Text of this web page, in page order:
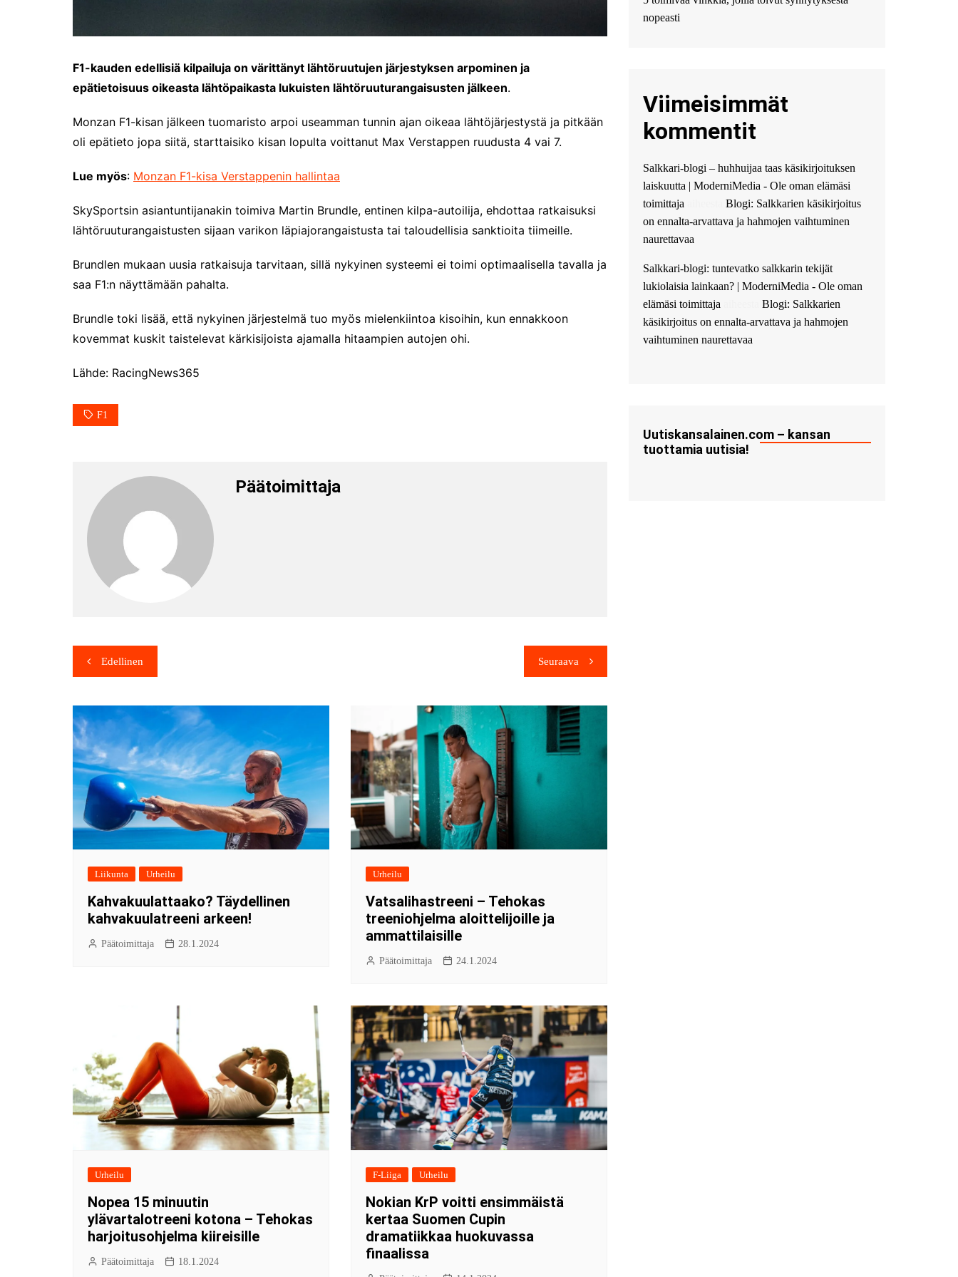
F1-kauden edellisiä kilpailuja on värittänyt lähtöruutujen järjestyksen arpominen ja
epätietoisuus oikeasta lähtöpaikasta lukuisten lähtöruuturangaisusten jälkeen.
Monzan F1-kisan jälkeen tuomaristo arpoi useamman tunnin ajan oikeaa lähtöjärjestystä ja pitkään
oli epätieto jopa siitä, starttaisiko kisan lopulta voittanut Max Verstappen ruudusta 4 vai 7.
Lue myös: Monzan F1-kisa Verstappenin hallintaa
SkySportsin asiantuntijanakin toimiva Martin Brundle, entinen kilpa-autoilija, ehdottaa ratkaisuksi
lähtöruuturangaistusten sijaan varikon läpiajorangaistusta tai taloudellisia sanktioita tiimeille.
Brundlen mukaan uusia ratkaisuja tarvitaan, sillä nykyinen systeemi ei toimi optimaalisella tavalla ja
saa F1:n näyttämään pahalta.
Brundle toki lisää, että nykyinen järjestelmä tuo myös mielenkiintoa kisoihin, kun ennakkoon
kovemmat kuskit taistelevat kärkisijoista ajamalla hitaampien autojen ohi.
Lähde: RacingNews365
F1
Päätoimittaja
Edellinen Seuraava
Liikunta Urheilu
Kahvakuulattaako? Täydellinen
kahvakuulatreeni arkeen!
Päätoimittaja 28.1.2024
Urheilu
Vatsalihastreeni – Tehokas
treeniohjelma aloittelijoille ja
ammattilaisille
Päätoimittaja 24.1.2024
Urheilu
Nopea 15 minuutin
ylävartalotreeni kotona – Tehokas
harjoitusohjelma kiireisille
Päätoimittaja 18.1.2024
F-Liiga Urheilu
Nokian KrP voitti ensimmäistä
kertaa Suomen Cupin
dramatiikkaa huokuvassa
finaalissa
высокоприбыльные
guest_5115 :hello
You’ve successfully installed
nopeasti
Viimeisimmät
kommentit
Salkkari-blogi – huhhuijaa taas käsikirjoituksen
laiskuutta | ModerniMedia - Ole oman elämäsi
toimittaja
Blogi: Salkkarien käsikirjoitus
on ennalta-arvattava ja hahmojen vaihtuminen
naurettavaa
Salkkari-blogi: tuntevatko salkkarin tekijät
lukiolaisia lainkaan? | ModerniMedia - Ole oman
elämäsi toimittaja
Blogi: Salkkarien
käsikirjoitus on ennalta-arvattava ja hahmojen
vaihtuminen naurettavaa
Uutiskansalainen.com – kansan
tuottamia uutisia!